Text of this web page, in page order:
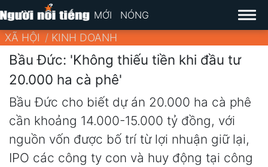
MỚI NÓNG
XÃ HỘI KINH DOANH
Bầu Đức: 'Không thiếu tiền khi đầu tư
20.000 ha cà phê'
Bầu Đức cho biết dự án 20.000 ha cà phê
cần khoảng 14.000-15.000 tỷ đồng, với
nguồn vốn được bố trí từ lợi nhuận giữ lại,
IPO các công ty con và huy động tại công